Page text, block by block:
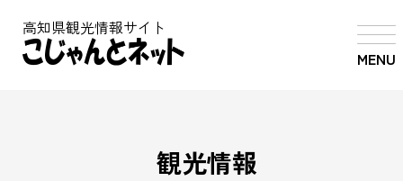
MENU
高知県観光情報サイト
観光情報